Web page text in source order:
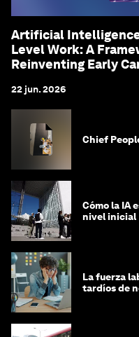
Artificial
Level Work: A
Reinventing Early
22 jun. 2026
Chief
Cómo la IA
nivel inicial
La fuerza
tardíos de